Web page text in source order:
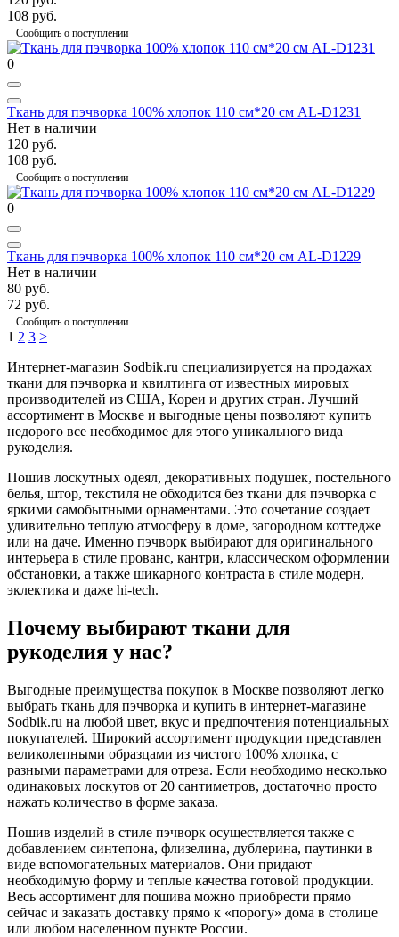
108 руб.
Сообщить о поступлении
0
Ткань для пэчворка 100% хлопок 110 см*20 см AL-D1231
Нет в наличии
120 руб.
108 руб.
Сообщить о поступлении
0
Ткань для пэчворка 100% хлопок 110 см*20 см AL-D1229
Нет в наличии
80 руб.
72 руб.
Сообщить о поступлении
1 2 3 >
Интернет-магазин Sodbik.ru специализируется на продажах
ткани для пэчворка и квилтинга от известных мировых
производителей из США, Кореи и других стран. Лучший
ассортимент в Москве и выгодные цены позволяют купить
недорого все необходимое для этого уникального вида
рукоделия.
Пошив лоскутных одеял, декоративных подушек, постельного
белья, штор, текстиля не обходится без ткани для пэчворка с
яркими самобытными орнаментами. Это сочетание создает
удивительно теплую атмосферу в доме, загородном коттедже
или на даче. Именно пэчворк выбирают для оригинального
интерьера в стиле прованс, кантри, классическом оформлении
обстановки, а также шикарного контраста в стиле модерн,
эклектика и даже hi-tech.
Почему выбирают ткани для
рукоделия у нас?
Выгодные преимущества покупок в Москве позволяют легко
выбрать ткань для пэчворка и купить в интернет-магазине
Sodbik.ru на любой цвет, вкус и предпочтения потенциальных
покупателей. Широкий ассортимент продукции представлен
великолепными образцами из чистого 100% хлопка, с
разными параметрами для отреза. Если необходимо несколько
одинаковых лоскутов от 20 сантиметров, достаточно просто
нажать количество в форме заказа.
Пошив изделий в стиле пэчворк осуществляется также с
добавлением синтепона, флизелина, дублерина, паутинки в
виде вспомогательных материалов. Они придают
необходимую форму и теплые качества готовой продукции.
Весь ассортимент для пошива можно приобрести прямо
сейчас и заказать доставку прямо к «порогу» дома в столице
или любом населенном пункте России.